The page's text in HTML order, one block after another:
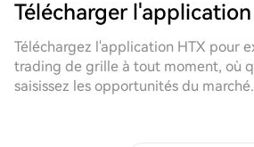
Télécharger
Téléchargez l'application HTX pour
trading de grille à tout moment, où
saisissez les opportunités du marché.